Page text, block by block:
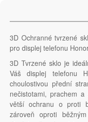
3D Ochranné tvrzené
pro displej telefonu
3D Tvrzené sklo je
Váš displej telefonu
choulostivou přední
nečistotami, prachem
větší ochranu o proti
zároveň oproti